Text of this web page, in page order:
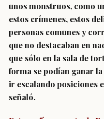
unos monstruos, como
estos crímenes, estos
personas comunes y
que no destacaban en
que sólo en la sala de
forma se podían ganar
ir escalando posiciones
señaló.